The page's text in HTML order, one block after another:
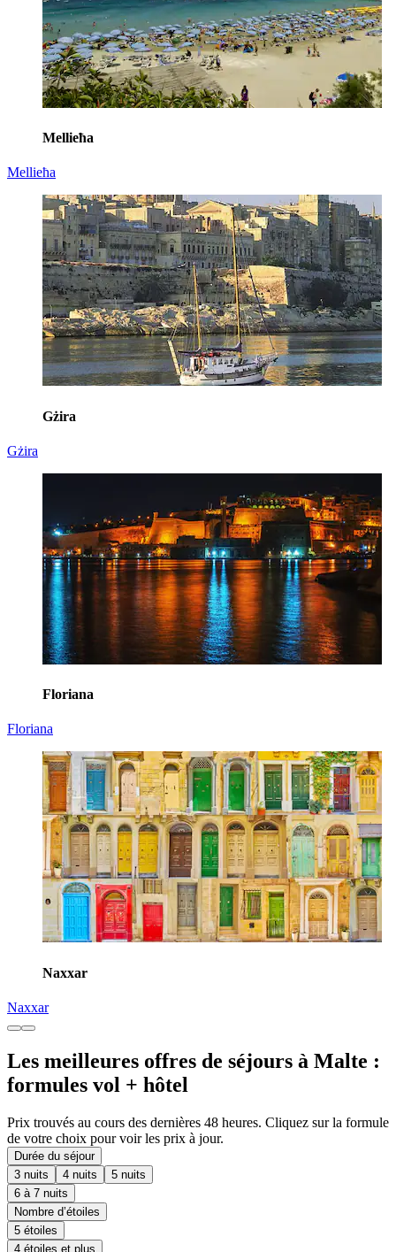
Mellieħa
Mellieħa
Gżira
Gżira
Floriana
Floriana
Naxxar
Naxxar
Les meilleures offres de séjours à Malte :
formules vol + hôtel
Prix trouvés au cours des dernières 48 heures. Cliquez sur la formule
de votre choix pour voir les prix à jour.
Durée du séjour
3 nuits
4 nuits
5 nuits
6 à 7 nuits
Nombre d’étoiles
5 étoiles
4 étoiles et plus